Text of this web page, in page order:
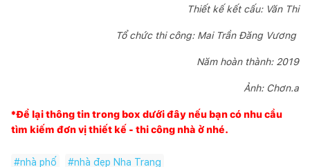
Thiết kế kết cấu: Văn Thi
Tổ chức thi công: Mai Trần Đăng Vương
Năm hoàn thành: 2019
Ảnh: Chơn.a
*Để lại thông tin trong box dưới đây nếu bạn có nhu cầu
tìm kiếm đơn vị thiết kế - thi công nhà ở nhé.
#nhà phố #nhà đẹp Nha Trang